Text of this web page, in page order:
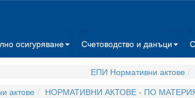
осигуряване Счетоводство и данъци
ЕПИ Нормативни актове
актове
НОРМАТИВНИ АКТОВЕ - ПО